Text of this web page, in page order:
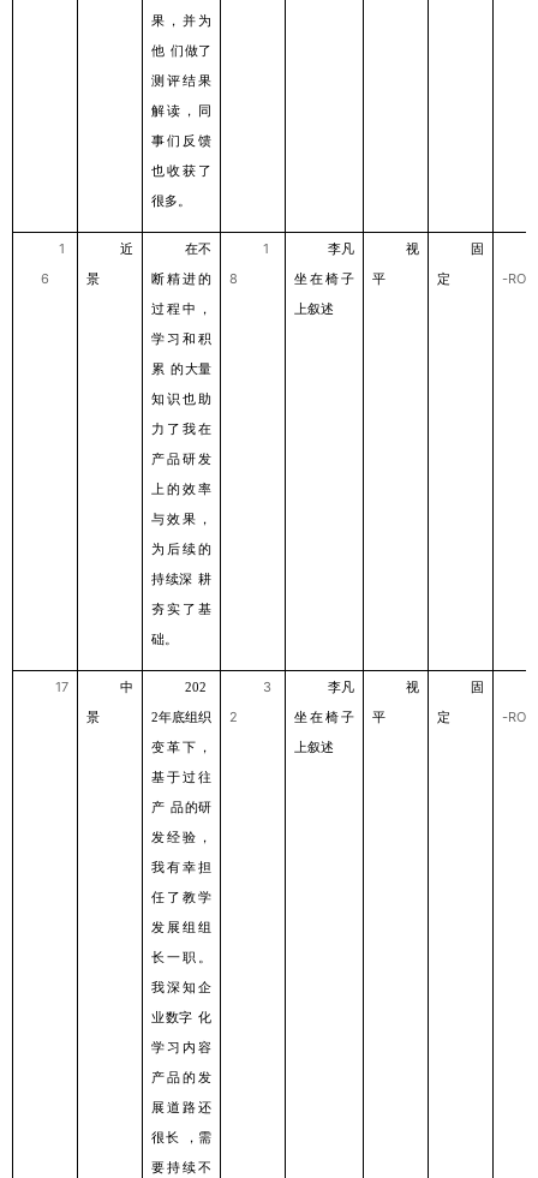
果，并为
他 们做了
测评结果
解读，同
事们反馈
也收获了
很多。
1
6
近
景
在不
断精进的
过程中，
学习和积
累 的⼤量
知识也助
⼒了我在
产品研发
上的效率
与效果，
为后续的
持续深 耕
夯实了基
础。
1
8
李凡
坐在椅⼦
上叙述
视
平
固
定
-
17
中
景
202
2年底组织
变⾰下，
基于过往
产 品的研
发经验，
我有幸担
任了教学
发展组组
⻓⼀职。
我深知企
业数字 化
学习内容
产品的发
展道路还
很⻓
，需
要持续不
3
2
李凡
坐在椅⼦
上叙述
视
平
固
定
-